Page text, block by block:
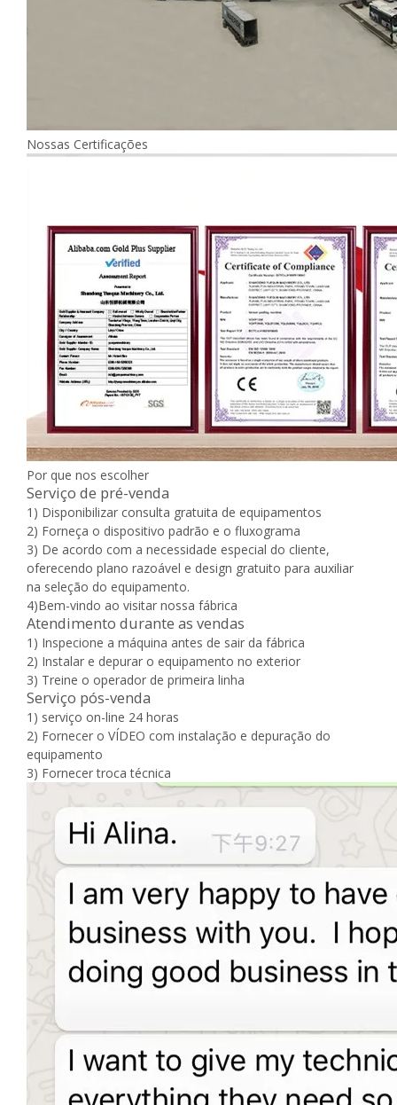
Nossas Certificações
Por que nos escolher
Serviço de pré-venda
1) Disponibilizar consulta gratuita de equipamentos
2) Forneça o dispositivo padrão e o fluxograma
3) De acordo com a necessidade especial do cliente,
oferecendo plano razoável e design gratuito para auxiliar
na seleção do equipamento.
4)Bem-vindo ao visitar nossa fábrica
Atendimento durante as vendas
1) Inspecione a máquina antes de sair da fábrica
2) Instalar e depurar o equipamento no exterior
3) Treine o operador de primeira linha
Serviço pós-venda
1) serviço on-line 24 horas
2) Fornecer o VÍDEO com instalação e depuração do
equipamento
3) Fornecer troca técnica